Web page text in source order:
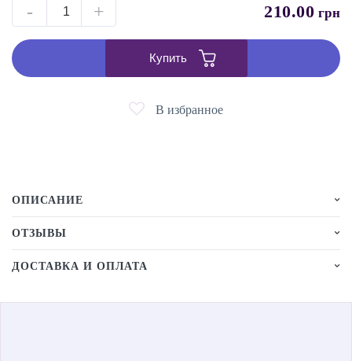
- + 210.00 грн
Купить
В избранное
ОПИСАНИЕ
ОТЗЫВЫ
ДОСТАВКА И ОПЛАТА